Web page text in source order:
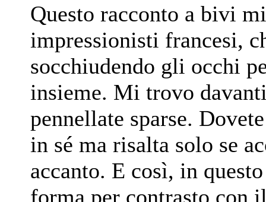
Questo racconto a bivi
impressionisti francesi,
socchiudendo gli occhi
insieme. Mi trovo
pennellate sparse.
in sé ma risalta solo se
accanto. E così, in
forma per contrasto con